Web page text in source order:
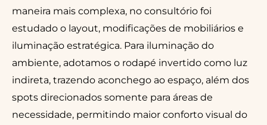
maneira mais complexa, no consultório foi
estudado o layout, modificações de mobiliários e
iluminação estratégica. Para iluminação do
ambiente, adotamos o rodapé invertido como luz
indireta, trazendo aconchego ao espaço, além dos
spots direcionados somente para áreas de
necessidade, permitindo maior conforto visual do